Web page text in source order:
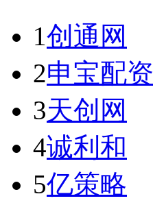
1创通网
2申宝配资
3天创网
4诚利和
5亿策略